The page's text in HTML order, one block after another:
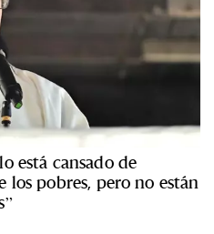
está cansado de
los pobres, pero no están